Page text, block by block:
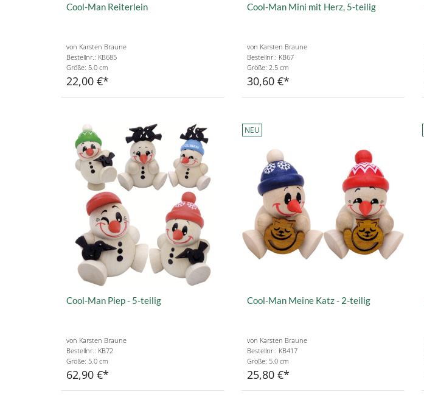
Cool-Man Reiterlein
von Karsten Braune
Bestellnr.: KB685
Größe: 5.0 cm
22,00 €
Cool-Man Mini mit Herz, 5-teilig
von Karsten Braune
Bestellnr.: KB67
Größe: 2.5 cm
30,60 €
Cool-Man Piep - 5-teilig
von Karsten Braune
Bestellnr.: KB72
Größe: 5.0 cm
62,90 €
NEU
Cool-Man Meine Katz - 2-teilig
von Karsten Braune
Bestellnr.: KB417
Größe: 5.0 cm
25,80 €